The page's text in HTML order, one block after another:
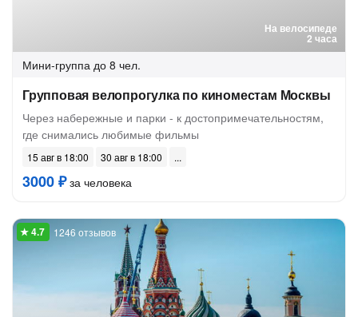
На велосипеде
2 часа
Мини-группа до 8 чел.
Групповая велопрогулка по киноместам Москвы
Через набережные и парки - к достопримечательностям,
где снимались любимые фильмы
15 авг в 18:00 30 авг в 18:00
3000 ₽за человека
1246 отзывов